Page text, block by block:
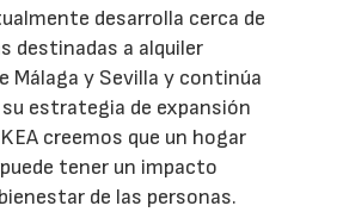
desarrolla cerca de
destinadas a alquiler
Málaga y Sevilla y continúa
estrategia de expansión
creemos que un hogar
tener un impacto
de las personas.